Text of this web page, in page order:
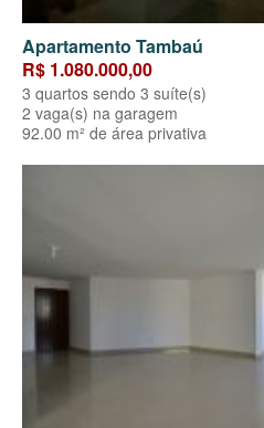
Apartamento Tambaú
R$ 1.080.000,00
3 quartos sendo 3 suíte(s)
2 vaga(s) na garagem
92.00 m² de área privativa